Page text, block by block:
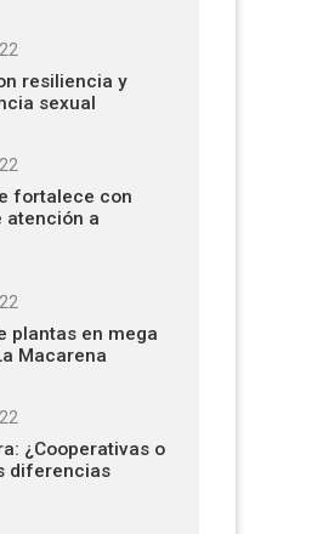
resiliencia y
sexual
fortalece con
atención a
plantas en mega
Macarena
¿Cooperativas o
diferencias